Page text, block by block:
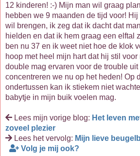
12 kinderen! :-) Mijn man wil graag
hebben we 9 maanden de tijd voor!
wil brengen, ik zeg dat ik dacht dat
hielden en dat ik hem graag een elftal
ben nu 37 en ik weet niet hoe de klok
hoop met heel mijn hart dat hij stil
double mag ervaren voor de trouble
concentreren we nu op het heden! Op
ondertussen kan ik stiekem niet
babytje in mijn buik voelen mag.
Lees mijn vorige blog: Het leven
zoveel plezier
Lees het vervolg: Mijn lieve
Volg je mij ook?